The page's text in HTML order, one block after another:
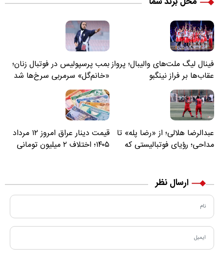
فینال لیگ ملت‌های والیبال؛ پرواز
عقاب‌ها بر فراز نینگبو
بمب پرسپولیس در فوتبال زنان؛
«خانم‌گل» سرمربی سرخ‌ها شد
عبدالرضا هلالی؛ از «رضا پله» تا
مداحی؛ رؤیای فوتبالیستی که
قیمت دینار عراق امروز ۱۲ مرداد
۱۴۰۵؛ اختلاف ۲ میلیون تومانی
ارسال نظر